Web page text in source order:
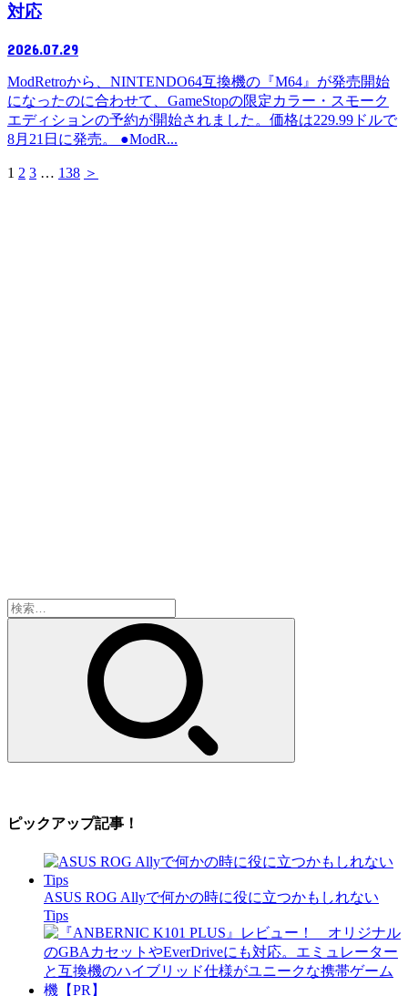
対応
2026.07.29
ModRetroから、NINTENDO64互換機の『M64』が発売開始
になったのに合わせて、GameStopの限定カラー・スモーク
エディションの予約が開始されました。価格は229.99ドルで
8月21日に発売。 ●ModR...
1 2 3 … 138 ＞
検
索:
ピックアップ記事！
ASUS ROG Allyで何かの時に役に立つかもしれない
Tips